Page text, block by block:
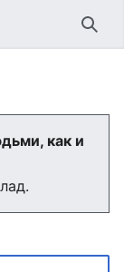
как и